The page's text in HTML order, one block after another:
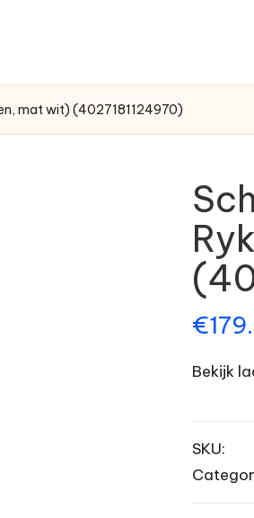
mat wit) (4027181124970)
€
Bekijk
SKU: